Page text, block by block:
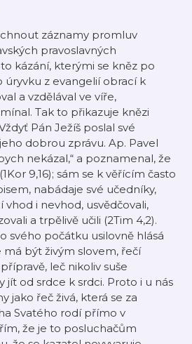
záznamy promluv
pravoslavných
kázání, kterými se kněz po
z evangelií obrací k
a vzdělával ve víře,
Tak to přikazuje knězi
Pán Ježíš poslal své
dobrou zprávu. Ap. Pavel
nekázal,“ a poznamenal, že
9,16); sám se k věřícím často
nabádaje své učedníky,
vhod i nevhod, usvědčovali,
a trpělivě učili (2Tim 4,2).
svého počátku usilovně hlásá
být živým slovem, řečí
leč nikoliv suše
jít od srdce k srdci. Proto i u nás
jako řeč živá, která se za
Svatého rodí přímo v
že je to posluchačům